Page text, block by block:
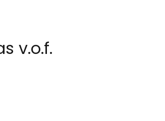
v.o.f.